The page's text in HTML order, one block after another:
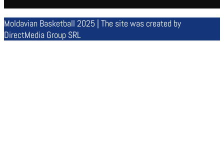
Moldavian Basketball 2025 | The site was created by
DirectMedia Group SRL